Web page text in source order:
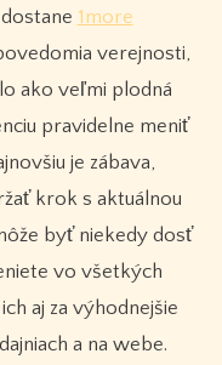
1more
verejnosti,
ako veľmi plodná
pravidelne meniť
je zábava,
krok s aktuálnou
byť niekedy dosť
vo všetkých
aj za výhodnejšie
a na webe.